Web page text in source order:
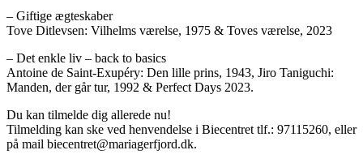
– Giftige ægteskaber
Tove Ditlevsen: Vilhelms værelse, 1975 & Toves værelse, 2023
– Det enkle liv – back to basics
Antoine de Saint-Exupéry: Den lille prins, 1943, Jiro Taniguchi:
Manden, der går tur, 1992 & Perfect Days 2023.
Du kan tilmelde dig allerede nu!
Tilmelding kan ske ved henvendelse i Biecentret tlf.: 97115260, eller
på mail biecentret@mariagerfjord.dk.